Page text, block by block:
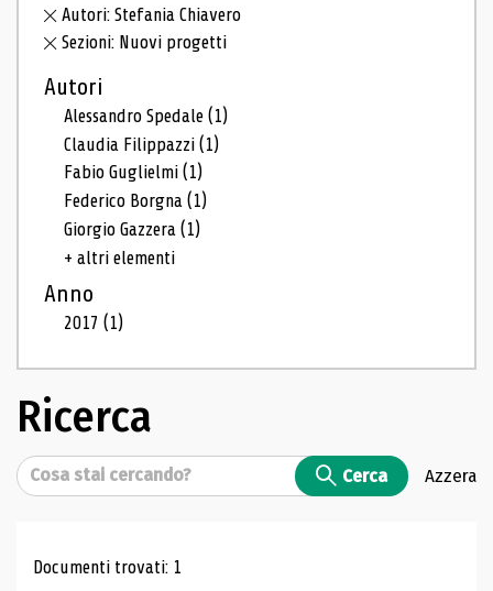
Autori: Stefania Chiavero
Sezioni: Nuovi progetti
Autori
Alessandro Spedale(1)
Claudia Filippazzi(1)
Fabio Guglielmi(1)
Federico Borgna(1)
Giorgio Gazzera(1)
+ altri elementi
Anno
2017(1)
Ricerca
Cerca Cerca Azzera
Risultati di ricerca
Documenti trovati: 1